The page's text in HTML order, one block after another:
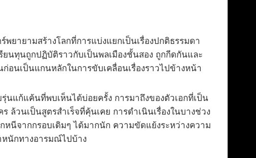
ยายามสร้างโลกที่การแบ่งแยกเป็นเรื่องปกติธรรมดา
นทุนถูกปฏิบัติราวกับเป็นพลเมืองชั้นสอง ถูกกีดกันและ
อนเป็นแกนหลักในการขับเคลื่อนเรื่องราวไปข้างหน้า
แก้แค้นที่พบเห็นได้บ่อยครั้ง การมาถึงของตัวเอกที่เป็น
วนเป็นสูตรสำเร็จที่คุ้นเคย การดำเนินเรื่องในบางช่วง
นีจากกรอบเดิมๆ ได้มากนัก ความขัดแย้งระหว่างความ
หนักทางอารมณ์ไปบ้าง